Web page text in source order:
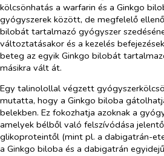
kölcsönhatás a warfarin és a Ginkgo
gyógyszerek között, de megfelelő
bilobát tartalmazó gyógyszer
változtatásakor és a kezelés
beteg az egyik Ginkgo bilobát
másikra vált át.
Egy talinolollal végzett
mutatta, hogy a Ginkgo biloba
belekben. Ez fokozhatja azoknak a
amelyek bélből való felszívódása
glikoproteintől (mint pl. a dabigatrán-
a Ginkgo biloba és a dabigatrán